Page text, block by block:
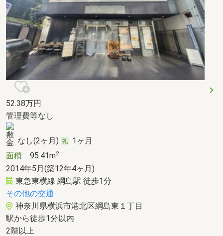
52.38万円
管理費等なし
なし(2ヶ月)
1ヶ月
面積 95.41m2
2014年5月(築12年4ヶ月)
東急東横線 綱島駅 徒歩1分
その他の交通
神奈川県横浜市港北区綱島東１丁目
駅から徒歩1分以内
2階以上